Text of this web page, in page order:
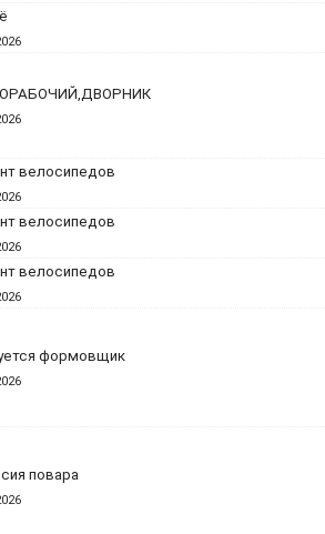
велосипедов
велосипедов
велосипедов
формовщик
повара